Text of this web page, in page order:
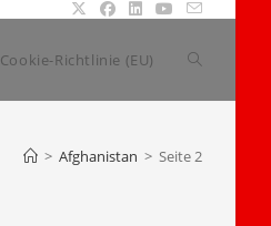
Cookie-Richtlinie (EU) Website-
> Afghanistan > Seite 2